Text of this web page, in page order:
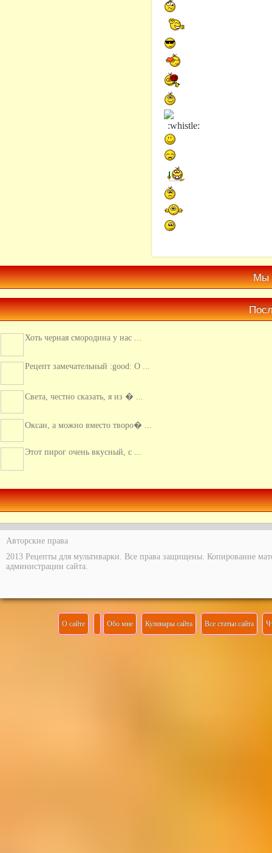
Мы
Хоть черная смородина у нас ...
Рецепт замечательный :good: О ...
Света, честно сказать, я из � ...
Оксан, а можно вместо творо� ...
Этот пирог очень вкусный, с ...
Авторские права
2013 Рецепты для мультиварки. Все права защищены. Копирование
администрации сайта.
О сайте Обо мне Кулинары сайта Все статьи сайта